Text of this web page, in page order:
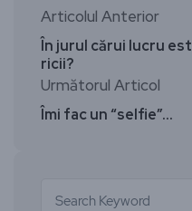
Articolul Anterior
În jurul cărui lucru
ricii?
Următorul Articol
Îmi fac un “selfie”…